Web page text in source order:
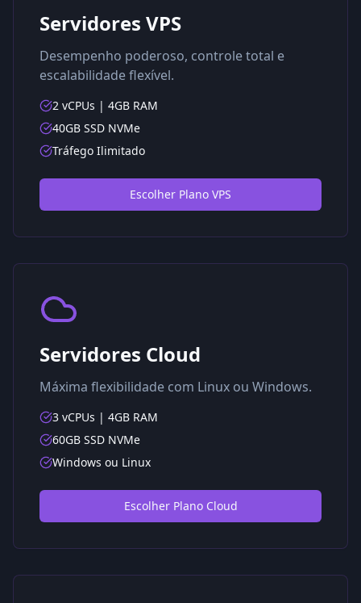
Servidores VPS
Desempenho poderoso, controle total e
escalabilidade flexível.
2 vCPUs | 4GB RAM
40GB SSD NVMe
Tráfego Ilimitado
Escolher Plano VPS
Servidores Cloud
Máxima flexibilidade com Linux ou Windows.
3 vCPUs | 4GB RAM
60GB SSD NVMe
Windows ou Linux
Escolher Plano Cloud